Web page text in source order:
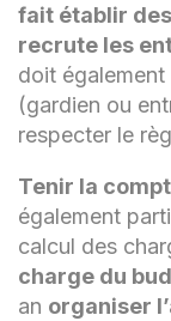
fait établir
recrute les
doit également
(gardien ou
respecter le
Tenir la
également
calcul des
charge du
an organiser